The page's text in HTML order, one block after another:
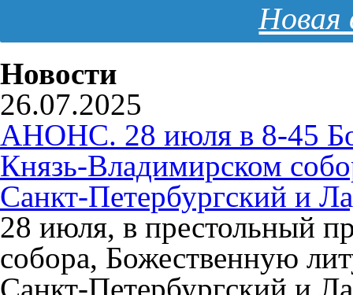
Новая
Новости
26.07.2025
АНОНС. 28 июля в 8-45
Князь-Владимирском
Санкт-Петербургский и
28 июля, в престольный
собора, Божественную